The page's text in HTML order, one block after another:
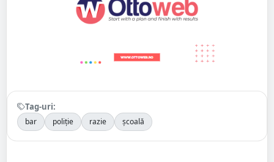
Tag-uri:
bar poliție razie școală